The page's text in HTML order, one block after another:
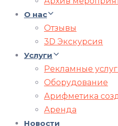
О нас
Отзывы
3D Экскурсия
Услуги
Рекламные
Оборудование
Арифметика
Аренда
Новости